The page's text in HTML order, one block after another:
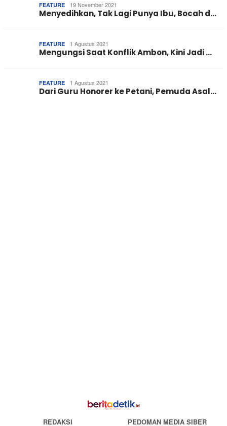
FEATURE 19 November 2021
Menyedihkan, Tak Lagi Punya Ibu, Bocah d…
FEATURE 1 Agustus 2021
Mengungsi Saat Konflik Ambon, Kini Jadi …
FEATURE 1 Agustus 2021
Dari Guru Honorer ke Petani, Pemuda Asal…
REDAKSI PEDOMAN MEDIA SIBER